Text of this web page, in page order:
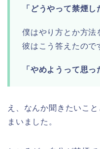
「どうやって禁煙し
僕はやり方とか方法
彼はこう答えたので
「やめようって思っ
え、なんか聞きたいこ
まいました。